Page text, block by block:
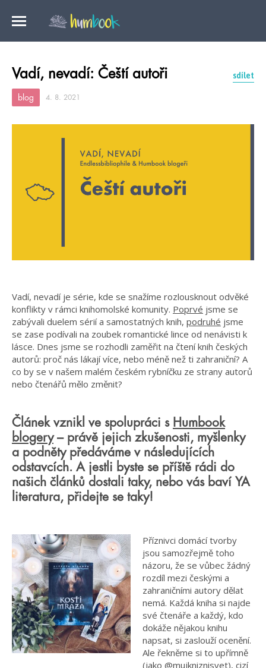
Vadí, nevadí: Čeští autoři sdílet
blog 4. 8. 2021
Vadí, nevadí je série, kde se snažíme rozlousknout odvěké
konflikty v rámci knihomolské komunity. Poprvé jsme se
zabývali duelem sérií a samostatných knih, podruhé jsme
se zase podívali na zoubek romantické lince od nenávisti k
lásce. Dnes jsme se rozhodli zaměřit na čtení knih českých
autorů: proč nás lákají více, nebo méně než ti zahraniční? A
co by se v našem malém českém rybníčku ze strany autorů
nebo čtenářů mělo změnit?
Článek vznikl ve spolupráci s Humbook
blogery– právě jejich zkušenosti, myšlenky
a podněty předáváme v následujících
odstavcích. A jestli byste se příště rádi do
našich článků dostali taky, nebo vás baví YA
literatura, přidejte se taky!
Příznivci domácí tvorby
jsou samozřejmě toho
názoru, že se vůbec žádný
rozdíl mezi českými a
zahraničními autory dělat
nemá. Každá kniha si najde
své čtenáře a každý, kdo
dokáže nějakou knihu
napsat, si zaslouží ocenění.
Ale řekněme si to upřímně
(jako @mujkniznisvet), cizí